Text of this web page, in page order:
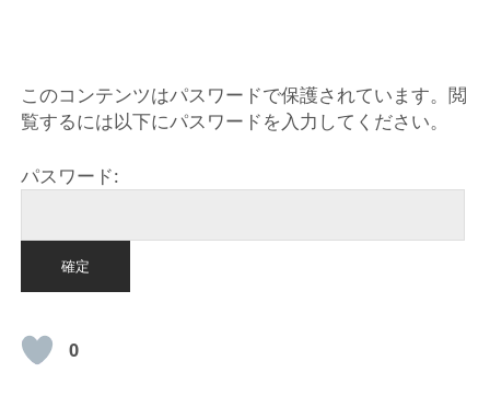
このコンテンツはパスワードで保護されています。閲
覧するには以下にパスワードを入力してください。
パスワード:
0